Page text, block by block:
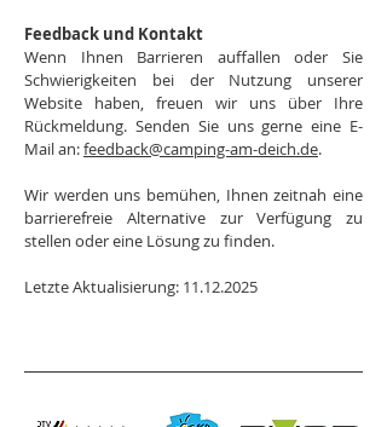
Feedback und Kontakt
Wenn Ihnen Barrieren auffallen oder Sie
Schwierigkeiten bei der Nutzung unserer
Website haben, freuen wir uns über Ihre
Rückmeldung. Senden Sie uns gerne eine E-
Mail an:feedback@camping-am-deich.de.
Wir werden uns bemühen, Ihnen zeitnah eine
barrierefreie Alternative zur Verfügung zu
stellen oder eine Lösung zu finden.
Letzte Aktualisierung: 11.12.2025